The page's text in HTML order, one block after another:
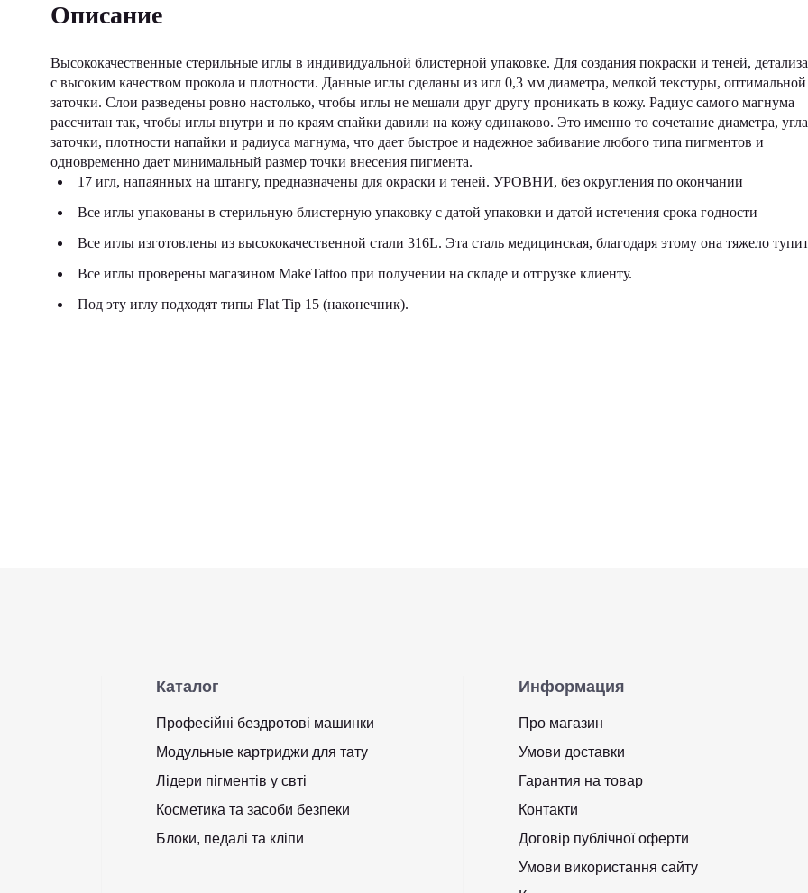
Описание
Высококачественные стерильные иглы в индивидуальной блистерной упаковке. Для создания покраски и теней,
с высоким качеством прокола и плотности. Данные иглы сделаны из игл 0,3 мм диаметра, мелкой текстуры, оптимальной
заточки. Слои разведены ровно настолько, чтобы иглы не мешали друг другу проникать в кожу. Радиус самого магнума
рассчитан так, чтобы иглы внутри и по краям спайки давили на кожу одинаково. Это именно то сочетание диаметра, угла
заточки, плотности напайки и радиуса магнума, что дает быстрое и надежное забивание любого типа пигментов и
одновременно дает минимальный размер точки внесения пигмента.
17 игл, напаянных на штангу, предназначены для окраски и теней. УРОВНИ, без округления по окончании
Все иглы упакованы в стерильную блистерную упаковку с датой упаковки и датой истечения срока годности
Все иглы изготовлены из высококачественной стали 316L. Эта сталь медицинская, благодаря этому она тяжело
Все иглы проверены магазином MakeTattoo при получении на складе и отгрузке клиенту.
Под эту иглу подходят типы Flat Tip 15 (наконечник).
Каталог
Професійні бездротові машинки
Модульные картриджи для тату
Лідери пігментів у свті
Косметика та засоби безпеки
Блоки, педалі та кліпи
Информация
Про магазин
Умови доставки
Гарантия на товар
Контакти
Договір публічної оферти
Умови використання сайту